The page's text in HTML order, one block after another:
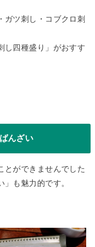
ガツ刺し・コブクロ刺
し四種盛り」がおすす
んざい
とができませんでした
も魅力的です。